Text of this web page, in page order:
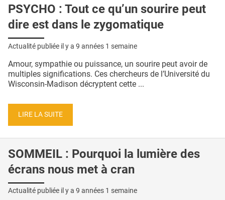
PSYCHO : Tout ce qu’un sourire peut
dire est dans le zygomatique
Actualité publiée il y a 9 années 1 semaine
Amour, sympathie ou puissance, un sourire peut avoir de
multiples significations. Ces chercheurs de l’Université du
Wisconsin-Madison décryptent cette ...
LIRE LA SUITE
SOMMEIL : Pourquoi la lumière des
écrans nous met à cran
Actualité publiée il y a 9 années 1 semaine